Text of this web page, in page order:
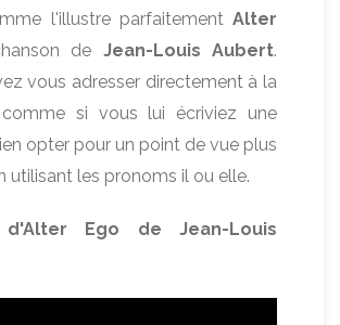
l'illustre parfaitement Alter
de Jean-Louis Aubert.
vous adresser directement à la
comme si vous lui écriviez une
opter pour un point de vue plus
utilisant les pronoms il ou elle.
Ego de Jean-Louis